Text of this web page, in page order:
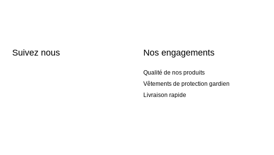
Suivez nous Nos engagements
Qualité de nos produits
Vêtements de protection gardien
Livraison rapide